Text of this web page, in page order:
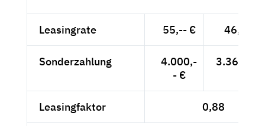
Leasingrate 55,-- € 46,22 €
Sonderzahlung
4.000,-
- €
3.361,34
Leasingfaktor 0,88